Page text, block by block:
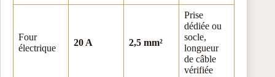
Four
électrique
20 A 2,5 mm²
Prise
dédiée ou
socle,
longueur
de câble
vérifiée